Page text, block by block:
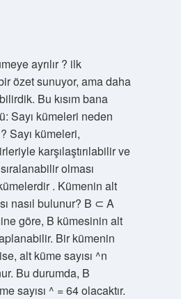
ayrılır ? ilk
özet sunuyor, ama daha
Bu kısım bana
Sayı kümeleri neden
Sayı kümeleri,
karşılaştırılabilir ve
olması
. Kümenin alt
nasıl bulunur? B ⊂ A
göre, B kümesinin alt
Bir kümenin
alt küme sayısı ^n
Bu durumda, B
sayısı ^ = 64 olacaktır.